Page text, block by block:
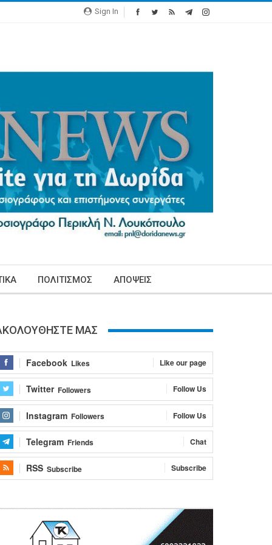
Sign In
ΠΟΛΙΤΙΣΜΟΣ ΑΠΟΨΕΙΣ
ΜΑΣ
Facebook Likes Like our page
Twitter Followers Follow Us
Instagram Followers Follow Us
Telegram Friends Chat
RSS Subscribe Subscribe